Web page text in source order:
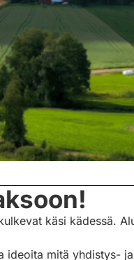
käsi kädessä.
ideoita mitä yhdistys-